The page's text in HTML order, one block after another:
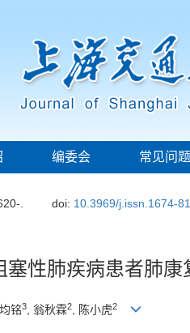
编委会 常见问题
. doi: 10.3969/j.issn.1674-
塞性肺疾病患者肺康
铭3, 翁秋霖2, 陈小虎2